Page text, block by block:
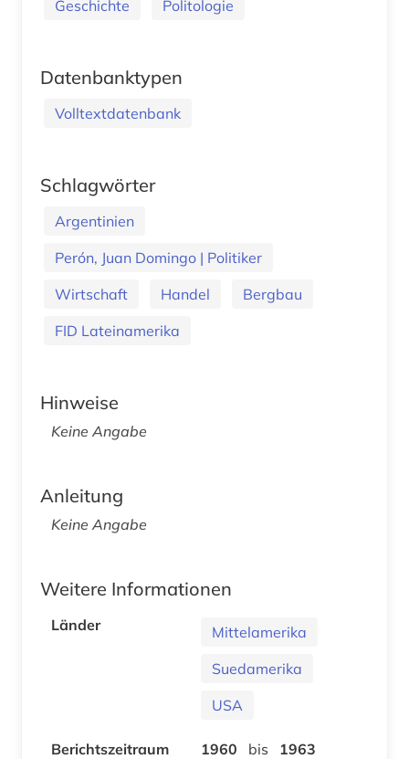
Geschichte Politologie
Datenbanktypen
Volltextdatenbank
Schlagwörter
Argentinien
Perón, Juan Domingo | Politiker
Wirtschaft
Handel
Bergbau
FID Lateinamerika
Hinweise
Keine Angabe
Anleitung
Keine Angabe
Weitere Informationen
Länder
Mittelamerika
Suedamerika
USA
Berichtszeitraum 1960 bis 1963